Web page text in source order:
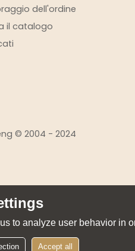
dell'ordine
il catalogo
© 2004 - 2024
to analyze user behavior in
Accept all